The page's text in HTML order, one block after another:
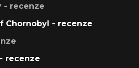
- recenze
Chornobyl - recenze
recenze